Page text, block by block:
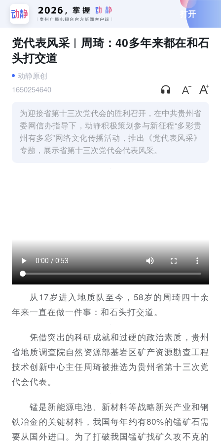
打开
党代表风采︱周琦：40多年来都在和石
头打交道
动静原创
1650254640
为迎接省第十三次党代会的胜利召开，在中共贵州省
委网信办指导下，动静积极策划参与新征程“多彩贵
州有多彩”网络文化传播活动，推出《党代表风采》
专题，展示省第十三次党代会代表风采。
从17岁进入地质队至今，58岁的周琦四十余
年来一直在做一件事：和石头打交道。
凭借突出的科研成就和过硬的政治素质，贵州
省地质调查院自然资源部基岩区矿产资源勘查工程
技术创新中心主任周琦被推选为贵州省第十三次党
代会代表。
锰是新能源电池、新材料等战略新兴产业和钢
铁冶金的关键材料，我国每年约有80%的锰矿石需
要从国外进口。为了打破我国锰矿找矿久攻不克的